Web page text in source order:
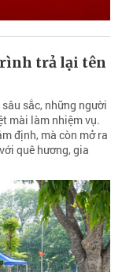
trả lại tên
sắc, những người
mài làm nhiệm vụ.
định, mà còn mở ra
quê hương, gia